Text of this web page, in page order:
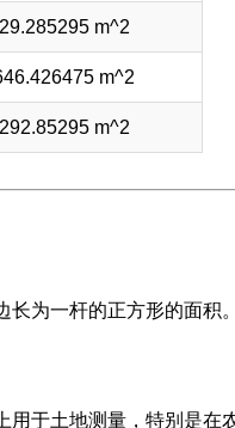
m^2
m^2
m^2
为一杆的正方形的面积。
于土地测量，特别是在